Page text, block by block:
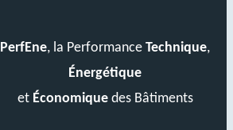
PerfEne, la Performance Technique,
Énergétique
et Économiquedes Bâtiments